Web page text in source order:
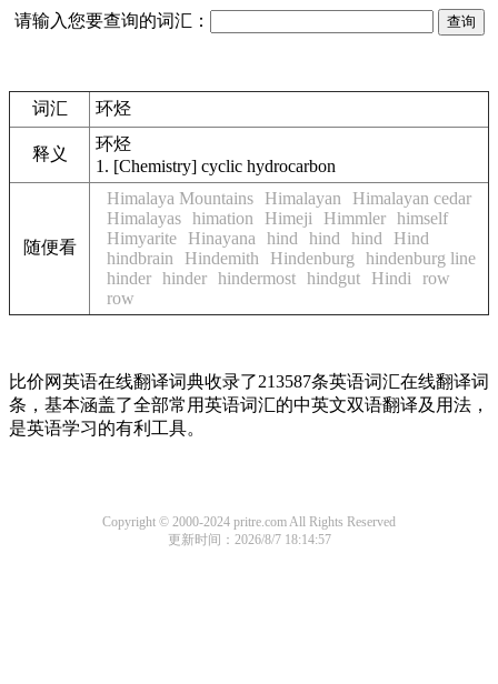
请输入您要查询的词汇：
词汇 环烃
释义
环烃
1. [Chemistry] cyclic hydrocarbon
随便看
Himalaya Mountains Himalayan
Himalayan cedar
Himalayas himation Himeji Himmler himself
Himyarite
Hinayana hind hind hind
Hind
hindbrain
Hindemith Hindenburg
hindenburg line
hinder hinder hindermost hindgut Hindi
row
row
比价网英语在线翻译词典收录了213587条英语词汇在线翻译词
条，基本涵盖了全部常用英语词汇的中英文双语翻译及用法，
是英语学习的有利工具。
Copyright © 2000-2024 pritre.com All Rights Reserved
更新时间：2026/8/7 18:14:57